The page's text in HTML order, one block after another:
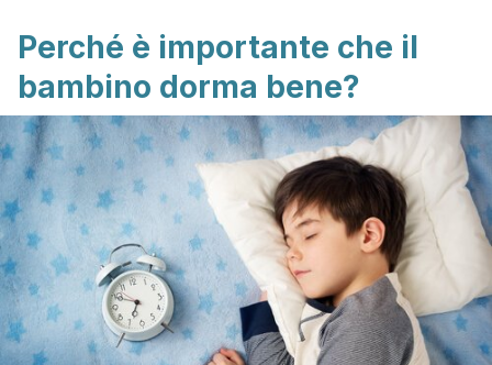
Perché è importante che il
bambino dorma bene?